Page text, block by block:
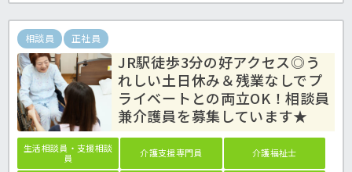
相談員 正社員
JR駅徒歩3分の好アクセス◎う
れしい土日休み＆残業なしでプ
ライベートとの両立OK！相談員
兼介護員を募集しています★
生活相談員・支援相談
員
介護支援専門員 介護福祉士